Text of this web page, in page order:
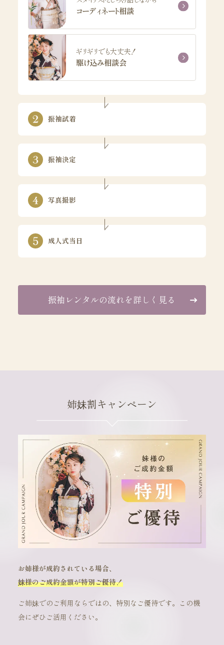
コーディネート相談
ギリギリでも大丈夫！
駆け込み相談会
振袖試着
振袖決定
写真撮影
成人式当日
振袖レンタルの流れを詳しく見る
姉妹割キャンペーン
お姉様が成約されている場合、
妹様のご成約金額が特別ご優待！
ご姉妹でのご利用ならではの、特別なご優待です。この機
会にぜひご活用ください。